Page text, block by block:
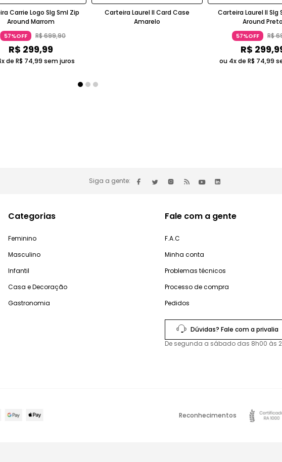
Carrie Logo Slg Sml Zip
Around Marrom
57%OFF R$699,90
R$ 299,99
de R$ 74,99 sem juros
Carteira Laurel II Card Case
Amarelo
Carteira Laurel II Slg
Around Preto
57%OFF R$
R$ 299,
ou 4x de R$ 74,99
Siga a gente:
Categorias
Feminino
Masculino
Infantil
Casa e Decoração
Gastronomia
Fale com a gente
F.A.C
Minha conta
Problemas técnicos
Processo de compra
Pedidos
Dúvidas? Fale com a privalia
De segunda a sábado das 8h00 às
Reconhecimentos